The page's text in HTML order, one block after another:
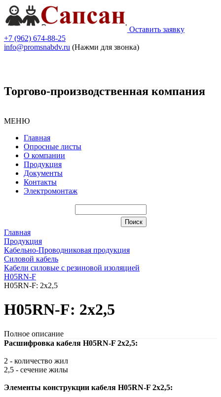
Оставить заявку
+7 (962) 674-88-25
info@promsnabdv.ru (Нажми для звонка)
Торгово-производственная компания
МЕНЮ
Главная
Опросные листы
О компании
Продукция
Документы
Контакты
Электромонтаж
Главная
Продукция
Кабельно-Проводниковая продукция
Силовой кабель
Кабели силовые с резиновой изоляцией
H05RN-F
H05RN-F: 2x2,5
H05RN-F: 2x2,5
Полное описание
Расшифровка кабеля H05RN-F 2x2,5:
2 - количество жил
2,5 - сечение жилы
Элементы конструкции кабеля H05RN-F 2x2,5: